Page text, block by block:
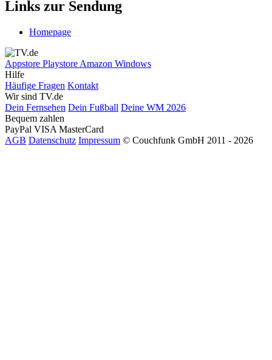
Links zur Sendung
Homepage
Appstore Playstore Amazon Windows
Hilfe
Häufige Fragen Kontakt
Wir sind TV.de
Dein Fernsehen Dein Fußball Deine WM 2026
Bequem zahlen
PayPal VISA MasterCard
AGB Datenschutz Impressum © Couchfunk GmbH 2011 - 2026